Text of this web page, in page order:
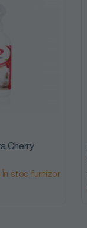
Cherry
În stoc furnizor